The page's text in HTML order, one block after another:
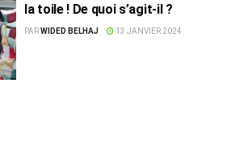
la toile ! De quoi s’agit-il ?
PARWIDED BELHAJ 13 JANVIER 2024